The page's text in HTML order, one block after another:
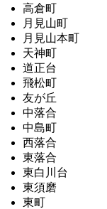
高倉町
月見山町
月見山本町
天神町
道正台
飛松町
友が丘
中落合
中島町
西落合
東落合
東白川台
東須磨
東町